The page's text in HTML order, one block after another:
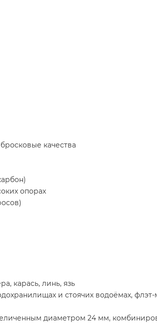
качества
опорах
карась, линь, язь
и стоячих водоёмах, флэт-
диаметром 24 мм,